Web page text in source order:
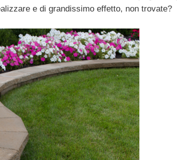
e di grandissimo effetto, non trovate?